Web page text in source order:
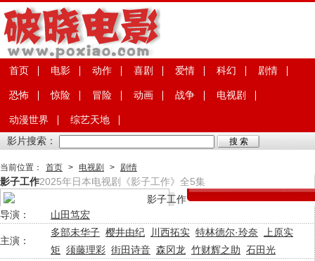
首页 电影 动作 喜剧 爱情 科幻 剧情
恐怖 惊险 冒险 动画 战争 电视剧
动漫世界
综艺天地
影片搜索：
当前位置： 首页 > 电视剧 > 剧情
影子工作2025年日本电视剧《影子工作》全5集
导演： 山田笃宏
主演：
多部未华子 樱井由纪 川西拓实 特林德尔·玲奈
上原实
矩 须藤理彩 街田诗音 森冈龙 竹财辉之助 石田光